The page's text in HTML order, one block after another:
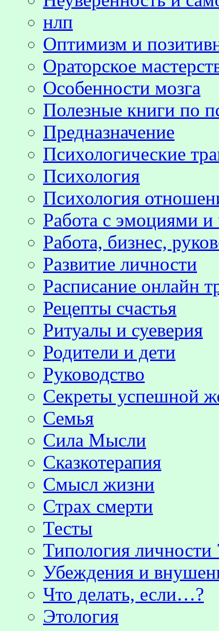
нлп
Оптимизм и
Ораторское
Особенности мозга
Полезные книги по
Предназначение
Психологические
Психология
Психология
Работа с эмоциями и
Работа, бизнес,
Развитие личности
Расписание онлайн
Рецепты счастья
Ритуалы и суеверия
Родители и дети
Руководство
Секреты успешной
Семья
Сила Мысли
Сказкотерапия
Смысл жизни
Страх смерти
Тесты
Типология личности
Убеждения и
Что делать, если…?
Этология